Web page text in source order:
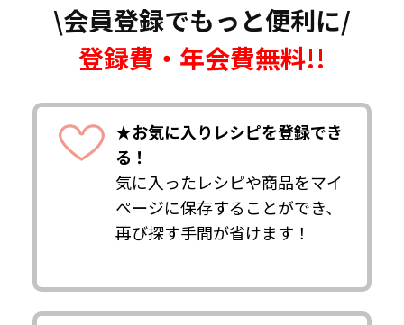
\会員登録でもっと便利に/
登録費・年会費無料!!
★お気に入りレシピを登録でき
る！
気に入ったレシピや商品をマイ
ページに保存することができ、
再び探す手間が省けます！